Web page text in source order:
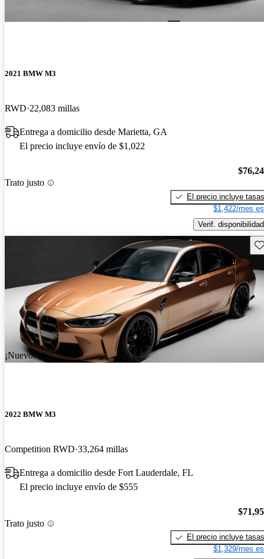
2021 BMW M3
RWD 22,083 millas
Entrega a domicilio desde Marietta, GA
El precio incluye envío de $1,022
Trato justo
El precio incluye tasas
$1,422/mes
Verif. disponibilidad
¡Nuevo!
2022 BMW M3
Competition RWD 33,264 millas
Entrega a domicilio desde Fort Lauderdale, FL
El precio incluye envío de $555
Trato justo
El precio incluye tasas
$1,329/mes